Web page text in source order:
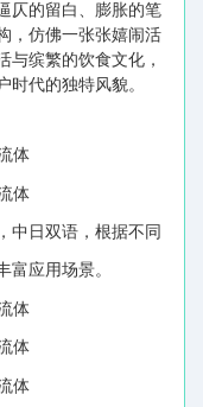
仄的留白、膨胀的笔
，仿佛一张张嬉闹活
与缤繁的饮食文化，
时代的独特风貌。
中日双语，根据不同
富应用场景。